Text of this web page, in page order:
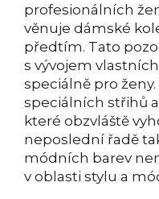
profesionálních
věnuje dámské
předtím. Tato
s vývojem
speciálně pro
speciálních střihů
které obzvláště
neposlední řadě
módních barev
v oblasti stylu a